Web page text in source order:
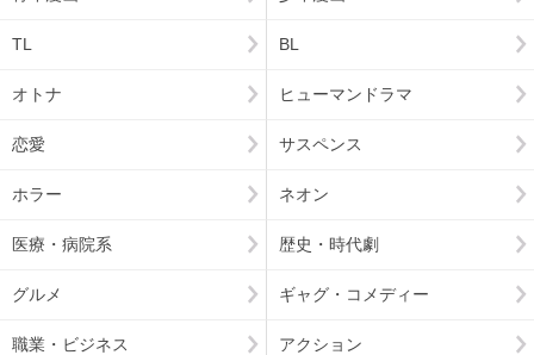
TL BL
オトナ ヒューマンドラマ
恋愛 サスペンス
ホラー ネオン
医療・病院系 歴史・時代劇
グルメ ギャグ・コメディー
職業・ビジネス アクション